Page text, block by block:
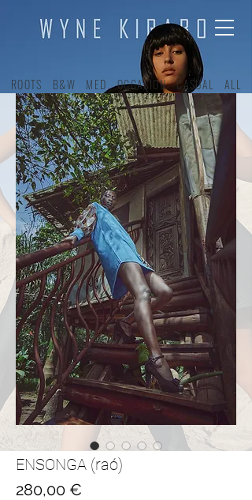
ROOTS B&W MED OCCASION CASUAL ALL
ENSONGA (raó)
280,00 €